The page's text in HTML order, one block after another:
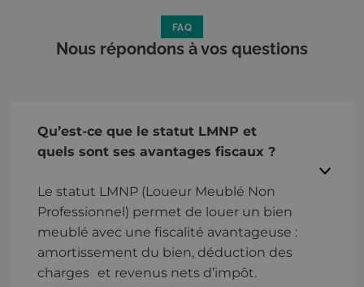
FAQ
Nous répondons à vos questions
Qu’est-ce que le statut LMNP et
quels sont ses avantages fiscaux ?
Le statut LMNP (Loueur Meublé Non
Professionnel) permet de louer un bien
meublé avec une fiscalité avantageuse :
amortissement du bien, déduction des
charges et revenus nets d’impôt.